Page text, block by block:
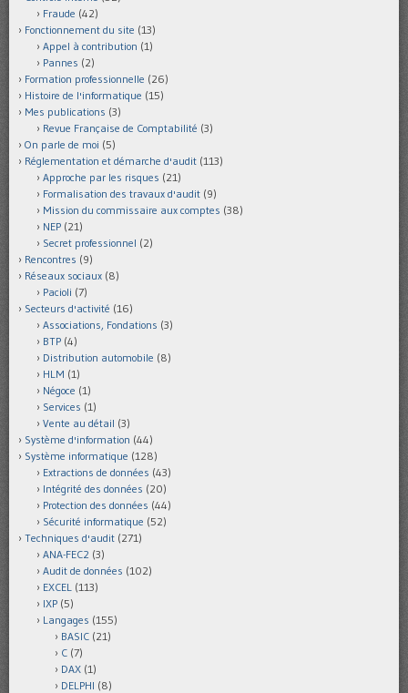
Fraude (42)
Fonctionnement du site (13)
Appel à contribution (1)
Pannes (2)
Formation professionnelle (26)
Histoire de l'informatique (15)
Mes publications (3)
Revue Française de Comptabilité (3)
On parle de moi (5)
Réglementation et démarche d'audit (113)
Approche par les risques (21)
Formalisation des travaux d'audit (9)
Mission du commissaire aux comptes (38)
NEP (21)
Secret professionnel (2)
Rencontres (9)
Réseaux sociaux (8)
Pacioli (7)
Secteurs d'activité (16)
Associations, Fondations (3)
BTP (4)
Distribution automobile (8)
HLM (1)
Négoce (1)
Services (1)
Vente au détail (3)
Système d'information (44)
Système informatique (128)
Extractions de données (43)
Intégrité des données (20)
Protection des données (44)
Sécurité informatique (52)
Techniques d'audit (271)
ANA-FEC2 (3)
Audit de données (102)
EXCEL (113)
IXP (5)
Langages (155)
BASIC (21)
C (7)
DAX (1)
DELPHI (8)